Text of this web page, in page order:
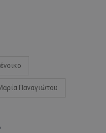
Παναγιώτου